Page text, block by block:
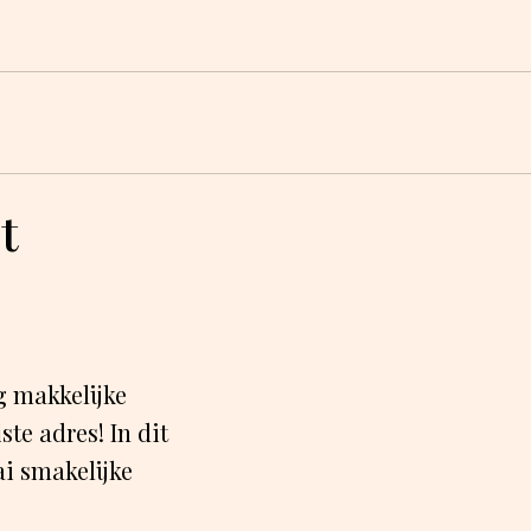
makkelijke
adres! In dit
smakelijke